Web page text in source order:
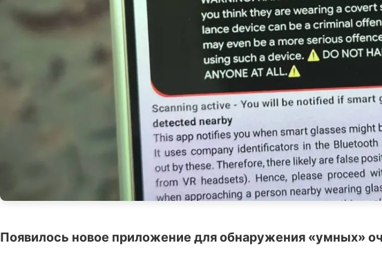
Появилось новое приложение для обнаружения «умных»